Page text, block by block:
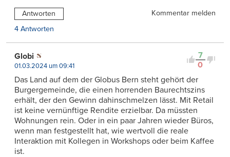
Antworten
Kommentar melden
4 Antworten
7
0
Globi
01.03.2024 um 09:41
Das Land auf dem der Globus Bern steht gehört der
Burgergemeinde, die einen horrenden Baurechtszins
erhält, der den Gewinn dahinschmelzen lässt. Mit Retail
ist keine vernünftige Rendite erzielbar. Da müssten
Wohnungen rein. Oder in ein paar Jahren wieder Büros,
wenn man festgestellt hat, wie wertvoll die reale
Interaktion mit Kollegen in Workshops oder beim Kaffee
ist.